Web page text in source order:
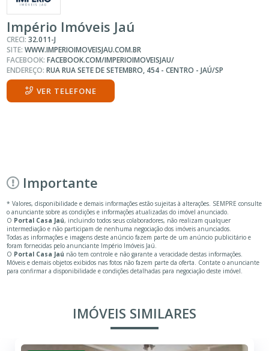
Império Imóveis Jaú
CRECI:32.011-J
SITE:WWW.IMPERIOIMOVEISJAU.COM.BR
FACEBOOK:FACEBOOK.COM/IMPERIOIMOVEISJAU/
ENDEREÇO:RUA RUA SETE DE SETEMBRO, 454 - CENTRO - JAÚ/SP
VER TELEFONE
Importante
* Valores, disponibilidade e demais informações estão sujeitas à alterações. SEMPRE consulte
o anunciante sobre as condições e informações atualizadas do imóvel anunciado.
O Portal Casa Jaú, incluindo todos seus colaboradores, não realizam qualquer
intermediação e não participam de nenhuma negociação dos imóveis anunciados.
Todas as informações e imagens deste anúncio fazem parte de um anúncio publicitário e
foram fornecidas pelo anunciante Império Imóveis Jaú.
O Portal Casa Jaú não tem controle e não garante a veracidade destas informações.
Móveis e demais objetos exibidos nas fotos não fazem parte da oferta. Contate o anunciante
para confirmar a disponibilidade e condições detalhadas para negociação deste imóvel.
IMÓVEIS SIMILARES